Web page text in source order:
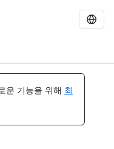
운 기능을 위해 최